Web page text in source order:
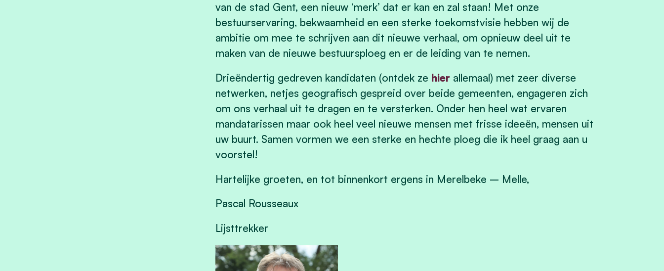
van de stad Gent, een nieuw ‘merk’ dat er kan en zal staan! Met onze
bestuurservaring, bekwaamheid en een sterke toekomstvisie hebben wij de
ambitie om mee te schrijven aan dit nieuwe verhaal, om opnieuw deel uit te
maken van de nieuwe bestuursploeg en er de leiding van te nemen.
Drieëndertig gedreven kandidaten (ontdek ze hier allemaal) met zeer diverse
netwerken, netjes geografisch gespreid over beide gemeenten, engageren zich
om ons verhaal uit te dragen en te versterken. Onder hen heel wat ervaren
mandatarissen maar ook heel veel nieuwe mensen met frisse ideeën, mensen uit
uw buurt. Samen vormen we een sterke en hechte ploeg die ik heel graag aan u
voorstel!
Hartelijke groeten, en tot binnenkort ergens in Merelbeke – Melle,
Pascal Rousseaux
Lijsttrekker